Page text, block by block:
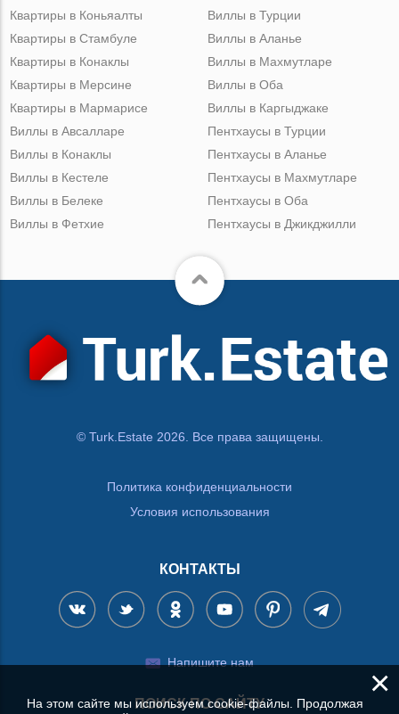
Квартиры в Коньяалты
Квартиры в Стамбуле
Квартиры в Конаклы
Квартиры в Мерсине
Квартиры в Мармарисе
Виллы в Турции
Виллы в Аланье
Виллы в Махмутларе
Виллы в Оба
Виллы в Каргыджаке
Виллы в Авсалларе
Виллы в Конаклы
Виллы в Кестеле
Виллы в Белеке
Виллы в Фетхие
Пентхаусы в Турции
Пентхаусы в Аланье
Пентхаусы в Махмутларе
Пентхаусы в Оба
Пентхаусы в Джикджилли
© Turk.Estate 2026. Все права защищены.
Политика конфиденциальности
Условия использования
КОНТАКТЫ
Напишите нам
ПОИСК ПО САЙТУ
×
На этом сайте мы используем cookie-файлы. Продолжая